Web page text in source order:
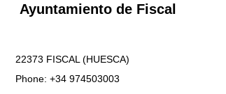
Ayuntamiento de Fiscal
22373 FISCAL (HUESCA)
Phone: +34 974503003